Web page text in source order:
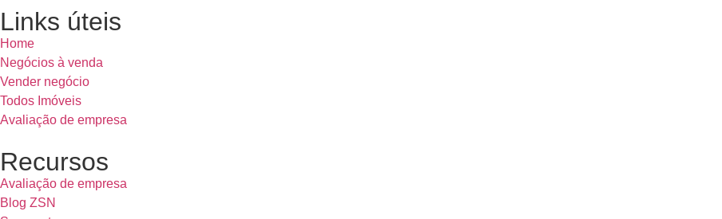
Links úteis
Home
Negócios à venda
Vender negócio
Todos Imóveis
Avaliação de empresa
Recursos
Avaliação de empresa
Blog ZSN